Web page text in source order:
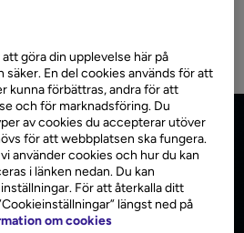
För ekonomisk rådgivning rekommenderar vi
göra din upplevelse här på
En del cookies används för att
kunna förbättras, andra för att
och för marknadsföring. Du
av cookies du accepterar utöver
för att webbplatsen ska fungera.
använder cookies och hur du kan
i länken nedan. Du kan
För att återkalla ditt
längst ned på
om cookies